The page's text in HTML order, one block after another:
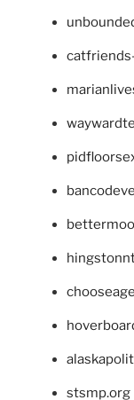
stsmp.org